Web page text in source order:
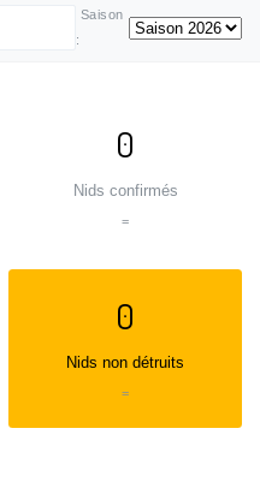
Saison
:
0
Nids confirmés
=
0
Nids non détruits
=